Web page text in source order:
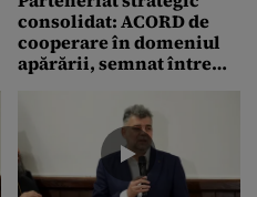
consolidat: ACORD de
cooperare în domeniul
apărării, semnat între